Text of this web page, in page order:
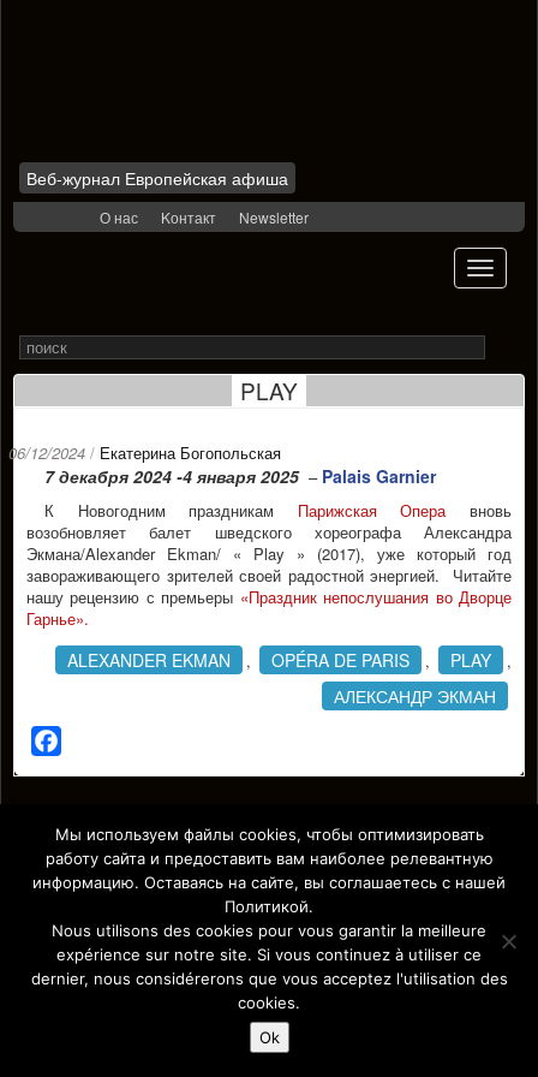
Веб-журнал Европейская афиша
О нас Kонтакт Newsletter
Toggle
Search
for
PLAY
06/12/2024 / Екатерина Богопольская
7 декабря 2024 -4 января 2025– Palais Garnier
К Новогодним праздникам Парижская Операвновь
возобновляет балет шведского хореографа Александра
Экмана/Alexander Ekman/ « Play » (2017), уже который год
завораживающего зрителей своей радостной энергией. Читайте
нашу рецензию с премьеры «Праздник непослушания во Дворце
Гарнье».
ALEXANDER EKMAN , OPÉRA DE PARIS , PLAY ,
АЛЕКСАНДР ЭКМАН
2026 Afficha.info -T ous droits réservés/Все права защищены –
Mentions légales
Мы используем файлы cookies, чтобы оптимизировать
работу сайта и предоставить вам наиболее релевантную
информацию. Оставаясь на сайте, вы соглашаетесь с нашей
Политикой.
Nous utilisons des cookies pour vous garantir la meilleure
expérience sur notre site. Si vous continuez à utiliser ce
dernier, nous considérerons que vous acceptez l'utilisation des
cookies.
Ok